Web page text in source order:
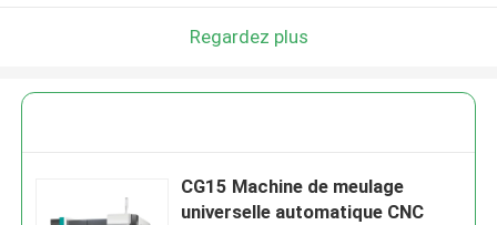
Regardez plus
CG15 Machine de meulage
universelle automatique CNC